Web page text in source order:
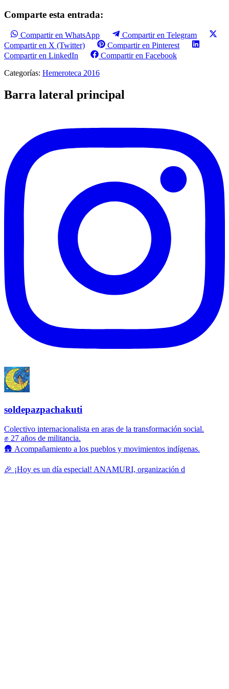
Comparte esta entrada:
Compartir en WhatsApp
Compartir en Telegram
Compartir en X (Twitter)
Compartir en Pinterest
Compartir en LinkedIn
Compartir en Facebook
Categorías: Hemeroteca 2016
Barra lateral principal
soldepazpachakuti
Colectivo internacionalista en aras de la transformación social.
✊ 27 años de militancia.
🛖 Acompañamiento a los pueblos y movimientos indígenas.
🎉 ¡Hoy es un día especial! ANAMURI, organización d